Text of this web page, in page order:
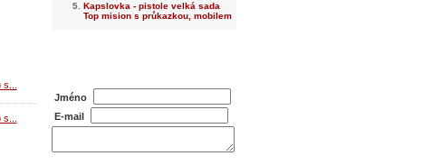
Kapslovka - pistole velká sada
Top mision s průkazkou, mobilem
Jméno
E-mail